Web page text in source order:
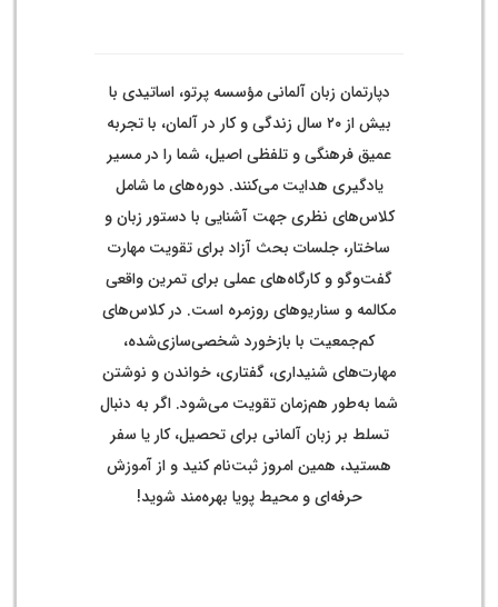
دپارتمان زبان آلمانی مؤسسه پرتو، اساتیدی با
بیش از ۲۰ سال زندگی و کار در آلمان، با تجربه
عمیق فرهنگی و تلفظی اصیل، شما را در مسیر
یادگیری هدایت می‌کنند. دوره‌های ما شامل
کلاس‌های نظری جهت آشنایی با دستور زبان و
ساختار، جلسات بحث آزاد برای تقویت مهارت
گفت‌وگو و کارگاه‌های عملی برای تمرین واقعی
مکالمه و سناریوهای روزمره است. در کلاس‌های
کم‌جمعیت با بازخورد شخصی‌سازی‌شده،
مهارت‌های شنیداری، گفتاری، خواندن و نوشتن
شما به‌طور هم‌زمان تقویت می‌شود. اگر به دنبال
تسلط بر زبان آلمانی برای تحصیل، کار یا سفر
هستید، همین امروز ثبت‌نام کنید و از آموزش
حرفه‌ای و محیط پویا بهره‌مند شوید!